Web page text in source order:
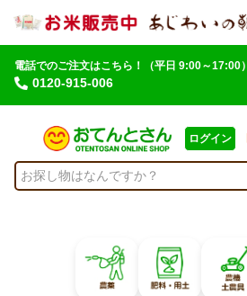
電話でのご注文はこちら！
0120-915-006
（平日 9:00～17:00）
ログイン